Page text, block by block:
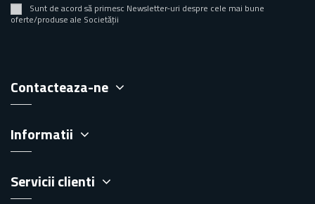
Sunt de acord să primesc Newsletter-uri despre cele mai bune
oferte/produse ale Societății
Contacteaza-ne
Informatii
Servicii clienti